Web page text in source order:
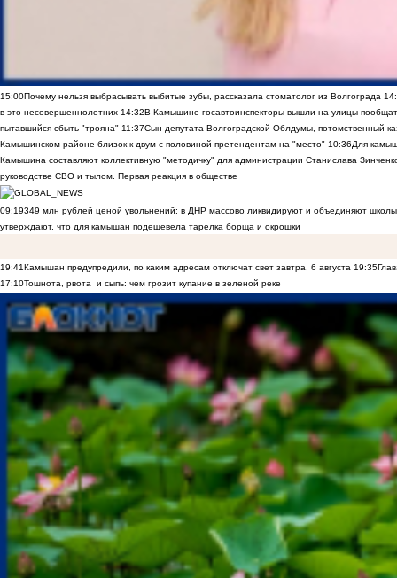
15:00Почему нельзя выбрасывать выбитые зубы, рассказала стоматолог из Волгограда
в это несовершеннолетних 14:32В Камышине госавтоинспекторы вышли на улицы
пытавшийся сбыть "трояна" 11:37Сын депутата Волгоградской Облдумы, потомственный
Камышинском районе близок к двум с половиной претендентам на "место" 10:36Для
Камышина составляют коллективную "методичку" для администрации Станислава
руководстве СВО и тылом. Первая реакция в обществе
09:19349 млн рублей ценой увольнений: в ДНР массово ликвидируют и объединяют
утверждают, что для камышан подешевела тарелка борща и окрошки
19:41Камышан предупредили, по каким адресам отключат свет завтра, 6 августа 19:35
17:10Тошнота, рвота и сыпь: чем грозит купание в зеленой реке